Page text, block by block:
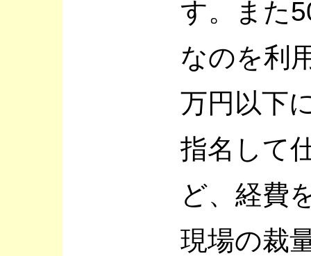
す。また
なのを利
万円以下
指名して
ど、経費
現場の裁